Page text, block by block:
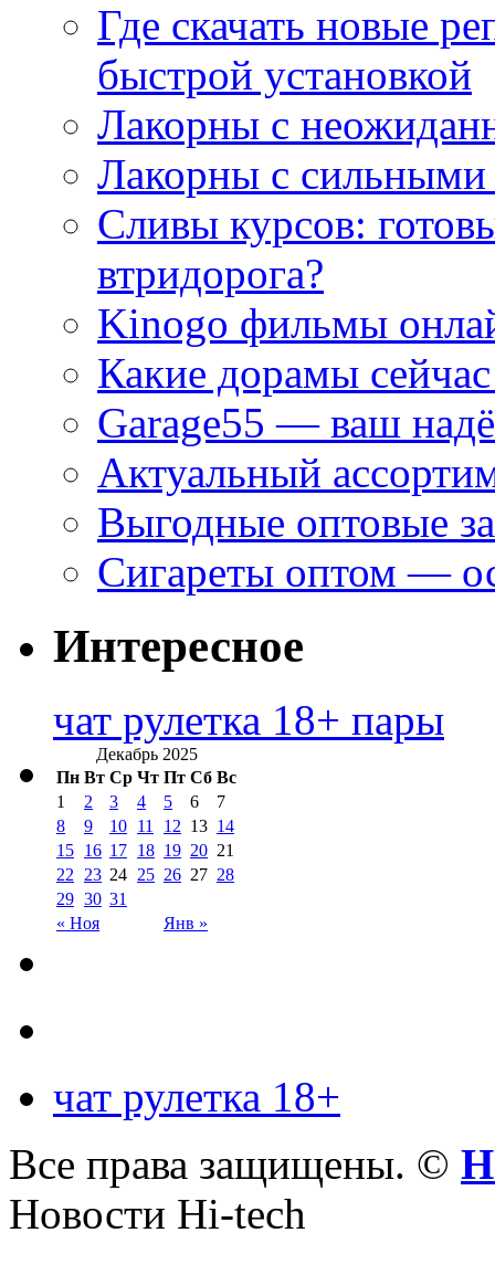
Где скачать новые
быстрой установкой
Лакорны с
Лакорны с сильными
Сливы курсов:
втридорога?
Kinogo фильмы
Какие дорамы
Garage55 — ваш
Актуальный
Выгодные оптовые
Сигареты оптом —
Интересное
чат рулетка 18+ пары
Декабрь 2025
Пн Вт Ср Чт Пт Сб Вс
« Ноя Янв »
1 2 3 4 5 6
7
8
9 10 11 12 13 14
15 16 17 18 19 20 21
22
23 24 25 26 27 28
29 30 31
чат рулетка 18+
Все права защищены. ©
Новости Hi-tech